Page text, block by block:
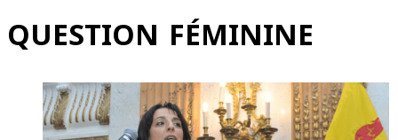
QUESTION FÉMININE